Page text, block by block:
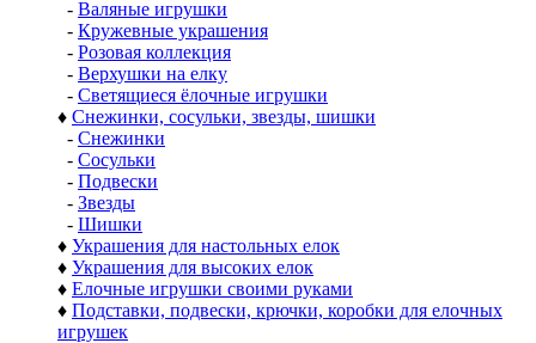
- Валяные игрушки
- Кружевные украшения
- Розовая коллекция
- Верхушки на елку
- Светящиеся ёлочные игрушки
♦ Снежинки, сосульки, звезды, шишки
- Снежинки
- Сосульки
- Подвески
- Звезды
- Шишки
♦ Украшения для настольных елок
♦ Украшения для высоких елок
♦ Елочные игрушки своими руками
♦ Подставки, подвески, крючки, коробки для елочных
игрушек